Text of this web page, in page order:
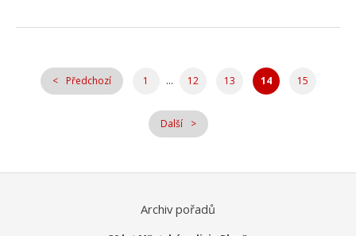
Předchozí 1 ... 12 13 14 15
Další
Archiv pořadů